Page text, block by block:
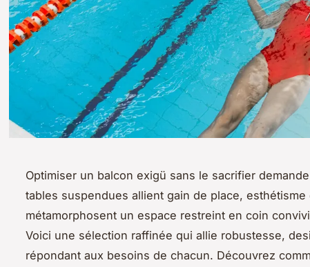
Optimiser un balcon exigü sans le sacrifier
tables suspendues allient gain de place, esthétisme
métamorphosent un espace restreint en coin
Voici une sélection raffinée qui allie robustesse,
répondant aux besoins de chacun. Découvrez